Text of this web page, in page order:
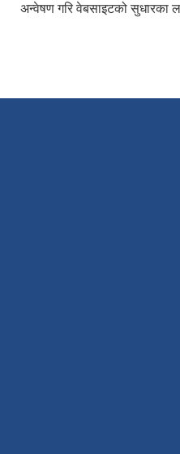
अन्वेषण गरि वेबसाइटको सुधारका